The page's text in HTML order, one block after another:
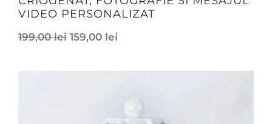
VIDEO PERSONALIZAT
199,00lei 159,00 lei